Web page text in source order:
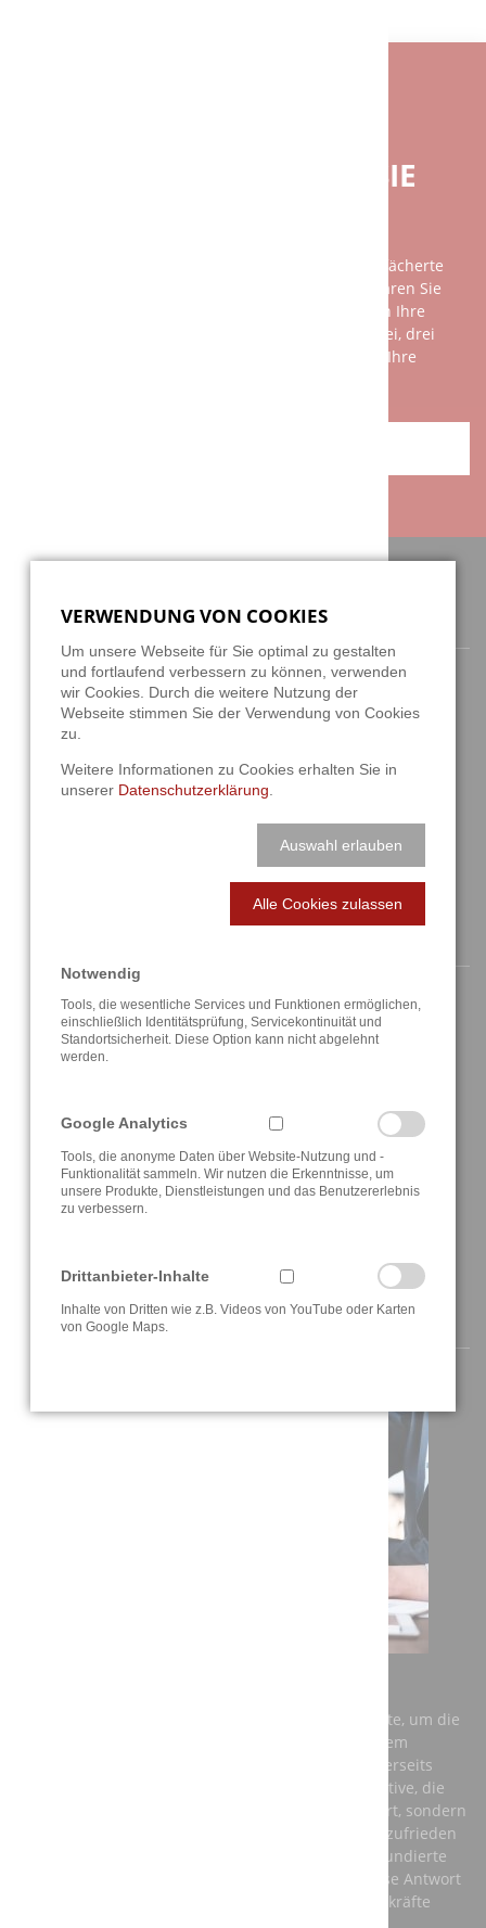
BEI FRAGEN GERNE FÜR SIE
Unsere Beratung ist so individuell wie das breit gefächerte
Spektrum unserer Kundschaft. Am besten vereinbaren Sie
einen persönlichen Gesprächstermin mit uns, denn Ihre
Wünsche und unsere Leistungen sind nicht mit zwei, drei
Sätzen am Telefon zu erklären. Wir freuen uns auf Ihre
ANSCHRIFT / KONTAKT
Berghauser Str. 62
D-42859 Remscheid
Startseite
Aktuelles
Lösungen
Referenzen
AKTUELLE INFORMATIONEN
Einerseits benötigt Deutschland dringend Fachkräfte, um die
Anforderungen der Zukunft zu meistern und auf dem
globalen Markt konkurrenzfähig zu bleiben. Andererseits
brauchen junge Menschen eine berufliche Perspektive, die
ihnen nicht nur ein vernünftiges Einkommen sichert, sondern
auch ihre persönliche Entwicklung fördert und sie zufrieden
stellt. Die beste Antwort auf diese Fragen ist eine fundierte
Ausbildung in einem anerkannten Beruf – und diese Antwort
sollte aus den Unternehmen kommen, die auf Fachkräfte
VERWENDUNG VON COOKIES
Um unsere Webseite für Sie optimal zu gestalten
und fortlaufend verbessern zu können, verwenden
wir Cookies. Durch die weitere Nutzung der
Webseite stimmen Sie der Verwendung von Cookies
zu.
Weitere Informationen zu Cookies erhalten Sie in
unserer Datenschutzerklärung.
Auswahl erlauben
Alle Cookies zulassen
Notwendig
Tools, die wesentliche Services und Funktionen ermöglichen,
einschließlich Identitätsprüfung, Servicekontinuität und
Standortsicherheit. Diese Option kann nicht abgelehnt
werden.
Google Analytics
Tools, die anonyme Daten über Website-Nutzung und -
Funktionalität sammeln. Wir nutzen die Erkenntnisse, um
unsere Produkte, Dienstleistungen und das Benutzererlebnis
zu verbessern.
Drittanbieter-Inhalte
Inhalte von Dritten wie z.B. Videos von YouTube oder Karten
von Google Maps.